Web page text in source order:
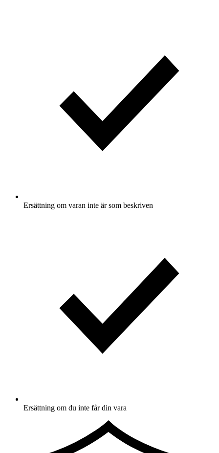
Ersättning om varan inte är som beskriven
Ersättning om du inte får din vara